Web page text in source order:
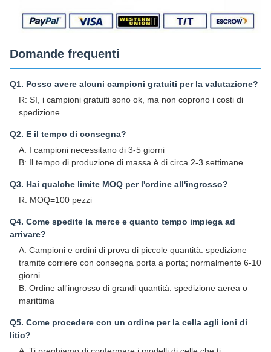
Domande frequenti
Q1. Posso avere alcuni campioni gratuiti per la valutazione?
R: Sì, i campioni gratuiti sono ok, ma non coprono i costi di
spedizione
Q2. E il tempo di consegna?
A: I campioni necessitano di 3-5 giorni
B: Il tempo di produzione di massa è di circa 2-3 settimane
Q3. Hai qualche limite MOQ per l'ordine all'ingrosso?
R: MOQ=100 pezzi
Q4. Come spedite la merce e quanto tempo impiega ad
arrivare?
A: Campioni e ordini di prova di piccole quantità: spedizione
tramite corriere con consegna porta a porta; normalmente 6-10
giorni
B: Ordine all'ingrosso di grandi quantità: spedizione aerea o
marittima
Q5. Come procedere con un ordine per la cella agli ioni di
litio?